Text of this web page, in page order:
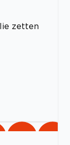
zetten